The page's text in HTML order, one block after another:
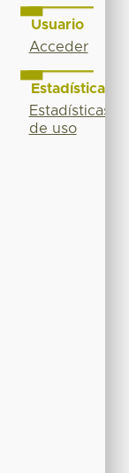
Usuario
Acceder
Estadísticas
Estadísticas
de uso